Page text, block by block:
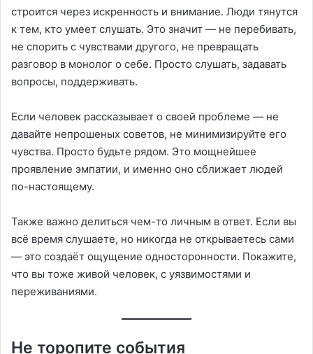
строится через искренность и внимание. Люди тянутся
к тем, кто умеет слушать. Это значит — не перебивать,
не спорить с чувствами другого, не превращать
разговор в монолог о себе. Просто слушать, задавать
вопросы, поддерживать.
Если человек рассказывает о своей проблеме — не
давайте непрошеных советов, не минимизируйте его
чувства. Просто будьте рядом. Это мощнейшее
проявление эмпатии, и именно оно сближает людей
по-настоящему.
Также важно делиться чем-то личным в ответ. Если вы
всё время слушаете, но никогда не открываетесь сами
— это создаёт ощущение односторонности. Покажите,
что вы тоже живой человек, с уязвимостями и
переживаниями.
Не торопите события